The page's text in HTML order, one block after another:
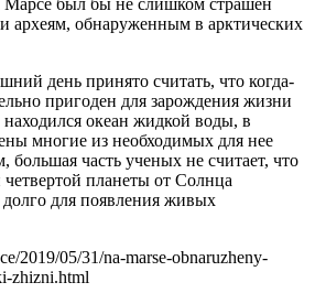
был бы не слишком страшен
археям, обнаруженным в арктических
день принято считать, что когда-
пригоден для зарождения жизни
океан жидкой воды, в
многие из необходимых для нее
часть ученых не считает, что
четвертой планеты от Солнца
долго для появления живых
2019/05/31/na-marse-obnaruzheny-
zhizni.html